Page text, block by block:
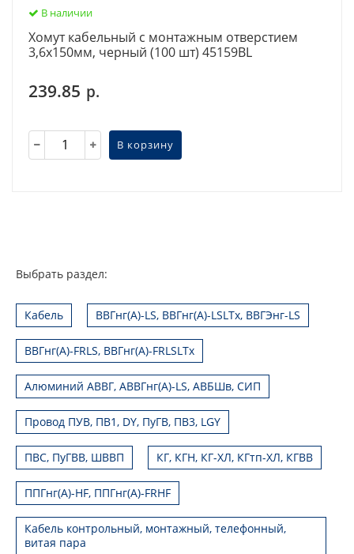
В наличии
Хомут кабельный с монтажным отверстием
3,6х150мм, черный (100 шт) 45159BL
239.85 р.
В корзину
Выбрать раздел:
Кабель ВВГнг(А)-LS, ВВГнг(А)-LSLTx, ВВГЭнг-LS
ВВГнг(А)-FRLS, ВВГнг(А)-FRLSLTx
Алюминий АВВГ, АВВГнг(А)-LS, АВБШв, СИП
Провод ПУВ, ПВ1, DY, ПуГВ, ПВ3, LGY
ПВС, ПуГВВ, ШВВП КГ, КГН, КГ-ХЛ, КГтп-ХЛ, КГВВ
ППГнг(А)-HF, ППГнг(А)-FRHF
Кабель контрольный, монтажный, телефонный,
витая пара